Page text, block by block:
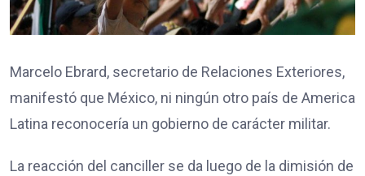
Marcelo Ebrard, secretario de Relaciones Exteriores,
manifestó que México, ni ningún otro país de America
Latina reconocería un gobierno de carácter militar.
La reacción del canciller se da luego de la dimisión de